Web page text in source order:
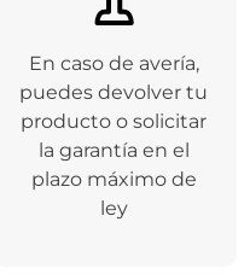
En caso de avería,
puedes devolver tu
producto o solicitar
la garantía en el
plazo máximo de
ley